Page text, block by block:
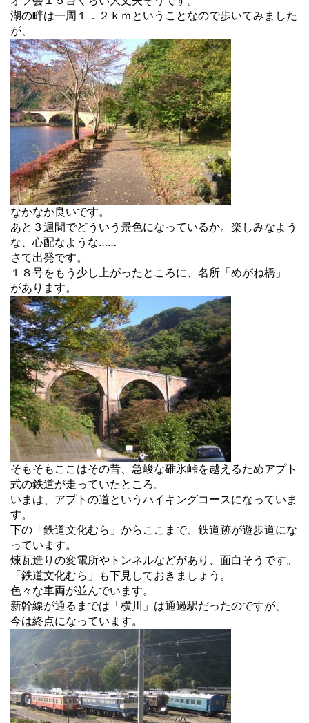
湖の畔は一周１．２ｋｍということなので歩いてみました
が、
なかなか良いです。
あと３週間でどういう景色になっているか。楽しみなよう
な、心配なような……
さて出発です。
１８号をもう少し上がったところに、名所「めがね橋」
があります。
そもそもここはその昔、急峻な碓氷峠を越えるためアプト
式の鉄道が走っていたところ。
いまは、アプトの道というハイキングコースになっていま
す。
下の「鉄道文化むら」からここまで、鉄道跡が遊歩道にな
っています。
煉瓦造りの変電所やトンネルなどがあり、面白そうです。
「鉄道文化むら」も下見しておきましょう。
色々な車両が並んでいます。
新幹線が通るまでは「横川」は通過駅だったのですが、
今は終点になっています。